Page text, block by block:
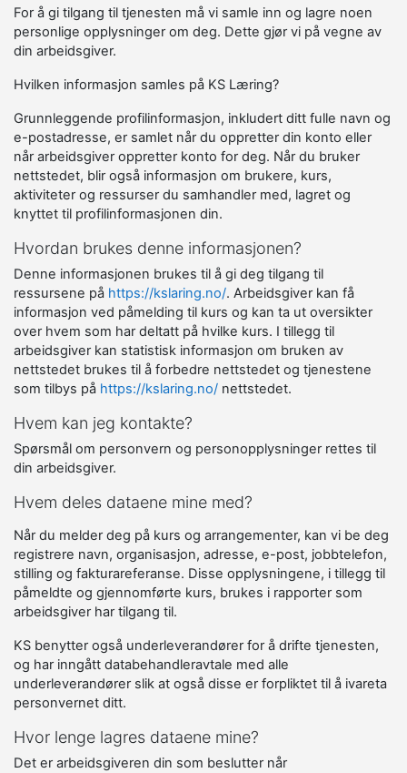
For å gi tilgang til tjenesten må vi samle inn og lagre noen
personlige opplysninger om deg. Dette gjør vi på vegne av
din arbeidsgiver.
Hvilken informasjon samles på KS Læring?
Grunnleggende profilinformasjon, inkludert ditt fulle navn og
e-postadresse, er samlet når du oppretter din konto eller
når arbeidsgiver oppretter konto for deg. Når du bruker
nettstedet, blir også informasjon om brukere, kurs,
aktiviteter og ressurser du samhandler med, lagret og
knyttet til profilinformasjonen din.
Hvordan brukes denne informasjonen?
Denne informasjonen brukes til å gi deg tilgang til
ressursene på https://kslaring.no/. Arbeidsgiver kan få
informasjon ved påmelding til kurs og kan ta ut oversikter
over hvem som har deltatt på hvilke kurs. I tillegg til
arbeidsgiver kan statistisk informasjon om bruken av
nettstedet brukes til å forbedre nettstedet og tjenestene
som tilbys på https://kslaring.no/ nettstedet.
Hvem kan jeg kontakte?
Spørsmål om personvern og personopplysninger rettes til
din arbeidsgiver.
Hvem deles dataene mine med?
Når du melder deg på kurs og arrangementer, kan vi be deg
registrere navn, organisasjon, adresse, e-post, jobbtelefon,
stilling og fakturareferanse. Disse opplysningene, i tillegg til
påmeldte og gjennomførte kurs, brukes i rapporter som
arbeidsgiver har tilgang til.
KS benytter også underleverandører for å drifte tjenesten,
og har inngått databehandleravtale med alle
underleverandører slik at også disse er forpliktet til å ivareta
personvernet ditt.
Hvor lenge lagres dataene mine?
Det er arbeidsgiveren din som beslutter når